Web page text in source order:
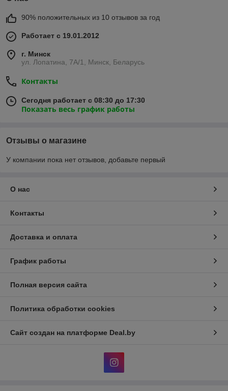
90% положительных из 10 отзывов за год
Работает с 19.01.2012
г. Минск
ул. Лопатина, 7А/1, Минск, Беларусь
Контакты
Сегодня работает с 08:30 до 17:30
Показать весь график работы
Отзывы о магазине
У компании пока нет отзывов, добавьте первый
О нас
Контакты
Доставка и оплата
График работы
Полная версия сайта
Политика обработки cookies
Сайт создан на платформе Deal.by